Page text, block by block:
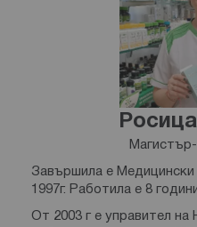
Завършила е
1997г. Работила е 8
От 2003 г е управител